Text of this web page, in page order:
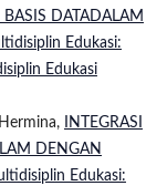
BASIS DATADALAM
Edukasi:
Edukasi
INTEGRASI
DENGAN
Edukasi: